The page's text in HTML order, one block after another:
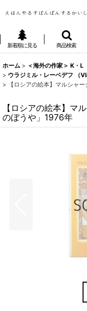
新着順に見る 商品検索
ホーム > ＜海外の作家＞ K・L
> ウラジミル・レーベデフ （
>
【ロシアの絵本】マルシャ
【ロシアの絵本】マ
のぼうや」1976年